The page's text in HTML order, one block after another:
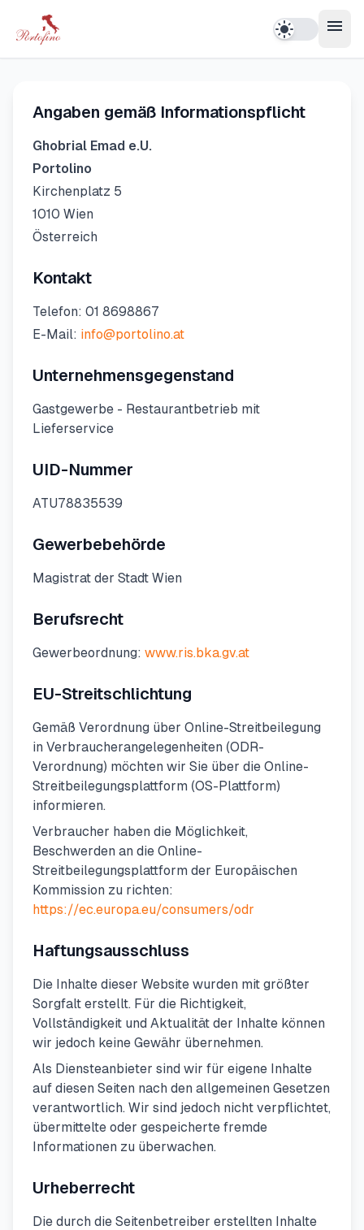
light_mode menu
Impressum
Angaben gemäß Informationspflicht
Ghobrial Emad e.U.
Portolino
Kirchenplatz 5
1010 Wien
Österreich
Kontakt
Telefon: 01 8698867
E-Mail: info@portolino.at
Unternehmensgegenstand
Gastgewerbe - Restaurantbetrieb mit
Lieferservice
UID-Nummer
ATU78835539
Gewerbebehörde
Magistrat der Stadt Wien
Berufsrecht
Gewerbeordnung: www.ris.bka.gv.at
EU-Streitschlichtung
Gemäß Verordnung über Online-Streitbeilegung
in Verbraucherangelegenheiten (ODR-
Verordnung) möchten wir Sie über die Online-
Streitbeilegungsplattform (OS-Plattform)
informieren.
Verbraucher haben die Möglichkeit,
Beschwerden an die Online-
Streitbeilegungsplattform der Europäischen
Kommission zu richten:
https://ec.europa.eu/consumers/odr
Haftungsausschluss
Die Inhalte dieser Website wurden mit größter
Sorgfalt erstellt. Für die Richtigkeit,
Vollständigkeit und Aktualität der Inhalte können
wir jedoch keine Gewähr übernehmen.
Als Diensteanbieter sind wir für eigene Inhalte
auf diesen Seiten nach den allgemeinen Gesetzen
verantwortlich. Wir sind jedoch nicht verpflichtet,
übermittelte oder gespeicherte fremde
Informationen zu überwachen.
Urheberrecht
Die durch die Seitenbetreiber erstellten Inhalte